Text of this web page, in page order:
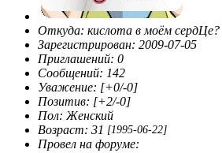
Откуда: кислота в моём сердЦе?
Зарегистрирован: 2009-07-05
Приглашений: 0
Сообщений: 142
Уважение: [+0/-0]
Позитив: [+2/-0]
Пол: Женский
Возраст: 31 [1995-06-22]
Провел на форуме: